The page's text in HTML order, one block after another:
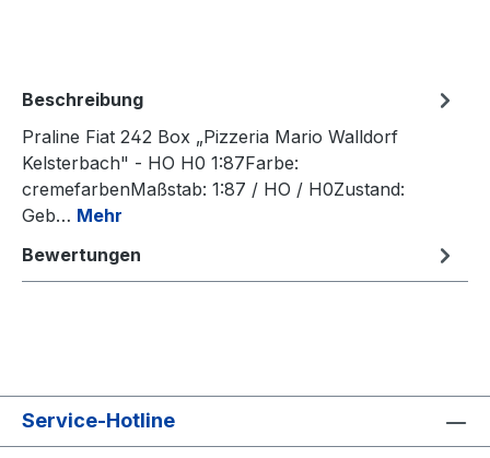
Beschreibung
Praline Fiat 242 Box „Pizzeria Mario Walldorf
Kelsterbach" - HO H0 1:87Farbe:
cremefarbenMaßstab: 1:87 / HO / H0Zustand:
Geb… Mehr
Bewertungen
Service-Hotline